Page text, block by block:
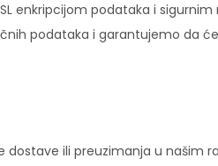
enkripcijom podataka i
podataka i garantujemo da
ili preuzimanja u našim